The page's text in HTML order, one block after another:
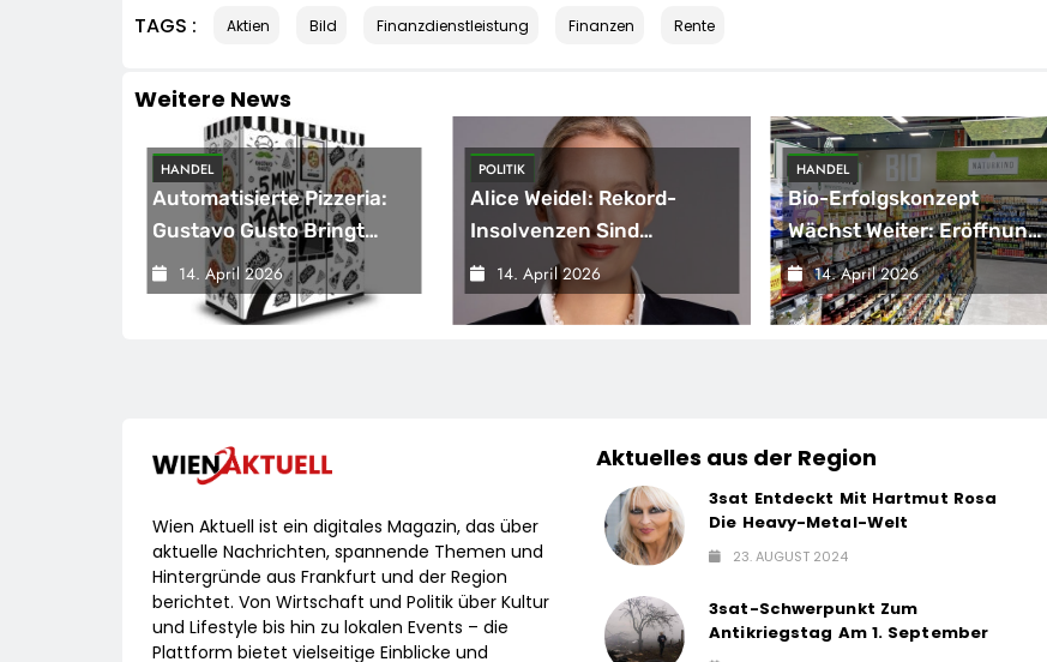
TAGS : Aktien Bild Finanzdienstleistung Finanzen Rente
Weitere News
HANDEL
Automatisierte Pizzeria:
Gustavo Gusto Bringt
Innovationsprojekt
„Gustavomat“ An Den
14. April 2026
POLITIK
Alice Weidel: Rekord-
Insolvenzen Sind
Warnsignal –
Bundesregierung
Verschärft Die
14. April 2026
HANDEL
Bio-Erfolgskonzept
Wächst Weiter: Eröffnung
Der 200. NATURKIND-Welt
Bei EDEKA
14. April 2026
Wien Aktuell ist ein digitales Magazin, das über
aktuelle Nachrichten, spannende Themen und
Hintergründe aus Frankfurt und der Region
berichtet. Von Wirtschaft und Politik über Kultur
und Lifestyle bis hin zu lokalen Events – die
Plattform bietet vielseitige Einblicke und
Aktuelles aus der Region
3sat Entdeckt Mit Hartmut Rosa
Die Heavy-Metal-Welt
23. AUGUST 2024
3sat-Schwerpunkt Zum
Antikriegstag Am 1. September